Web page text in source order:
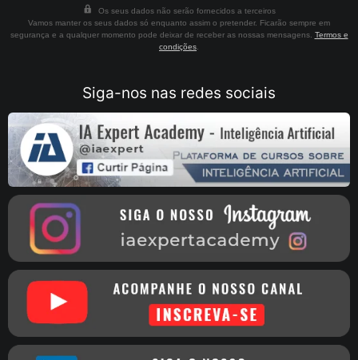
Os seus dados não serão fornecidos a terceiros
Vamos manter os seus dados só enquanto assim o pretender. Ficarão sempre em
segurança e a qualquer momento pode deixar de receber as nossas mensagens. Termos e
condições.
Siga-nos nas redes sociais